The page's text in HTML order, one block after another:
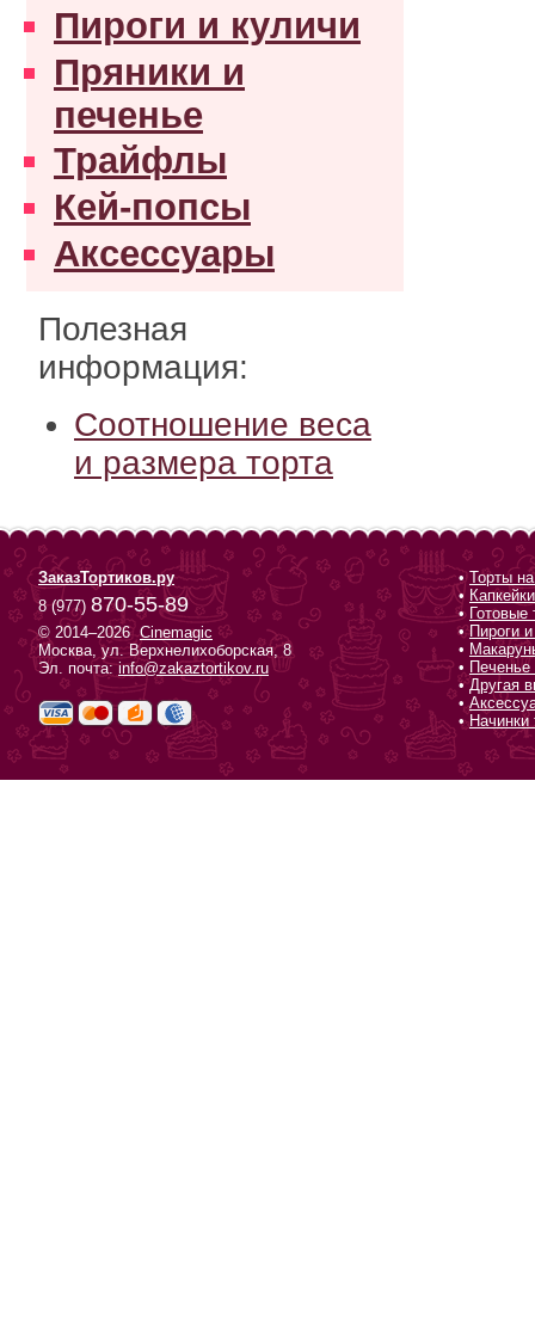
Пироги и куличи
Пряники и
печенье
Трайфлы
Кей-попсы
Аксессуары
Полезная
информация:
Соотношение веса
и размера торта
ЗаказТортиков.ру
8 (977) 870-55-89
© 2014–2026Cinemagic
Москва, ул. Верхнелихоборская, 8
Эл. почта:info@zakaztortikov.ru
•Торты на
•
• Готовые
•Пироги
•
• Печенье
•Другая
•
•Начинки